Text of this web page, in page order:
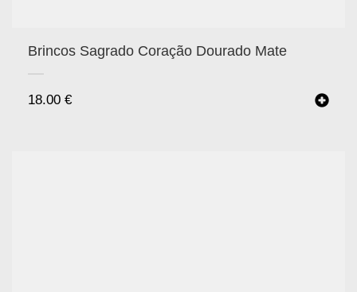
Brincos Sagrado Coração Dourado Mate
18.00 €